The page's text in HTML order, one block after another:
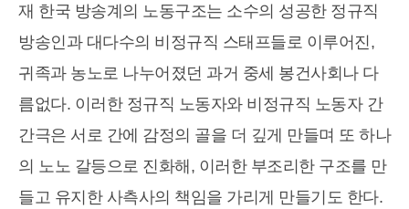
재 한국 방송계의 노동구조는 소수의 성공한 정규직
방송인과 대다수의 비정규직 스태프들로 이루어진,
귀족과 농노로 나누어졌던 과거 중세 봉건사회나 다
름없다. 이러한 정규직 노동자와 비정규직 노동자 간
간극은 서로 간에 감정의 골을 더 깊게 만들며 또 하나
의 노노 갈등으로 진화해, 이러한 부조리한 구조를 만
들고 유지한 사측사의 책임을 가리게 만들기도 한다.